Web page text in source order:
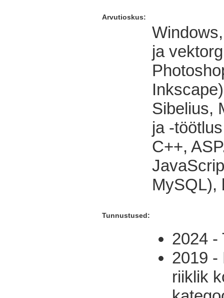
Arvutioskus:
ja
Sibelius,
ja -
C++,
MySQL),
Tunnustused:
2024 -
2019 -
riiklik